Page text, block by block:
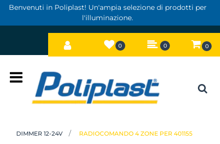
Benvenuti in Poliplast! Un'ampia selezione di prodotti per
l'illuminazione.
0 0 0
DIMMER 12-24V RADIOCOMANDO 4 ZONE PER 401155